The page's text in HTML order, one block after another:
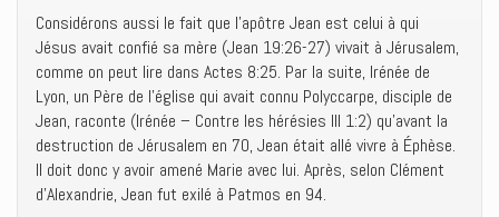
Considérons aussi le fait que l’apôtre Jean est celui à qui
Jésus avait confié sa mère (Jean 19:26-27) vivait à Jérusalem,
comme on peut lire dans Actes 8:25. Par la suite, Irénée de
Lyon, un Père de l’église qui avait connu Polyccarpe, disciple de
Jean, raconte (Irénée – Contre les hérésies III 1:2) qu’avant la
destruction de Jérusalem en 70, Jean était allé vivre à Éphèse.
Il doit donc y avoir amené Marie avec lui. Après, selon Clément
d’Alexandrie, Jean fut exilé à Patmos en 94.